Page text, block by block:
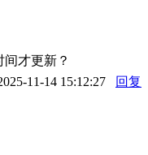
才更新？
11-14 15:12:27
回复